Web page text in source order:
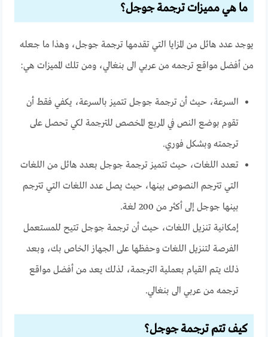
ما هي مميزات ترجمة جوجل؟
يوجد عدد هائل من المزايا التي تقدمها ترجمة جوجل، وهذا ما جعله
من أفضل مواقع ترجمه من عربي الى بنغالي، ومن تلك المميزات هي:
السرعة، حيث أن ترجمة جوجل تتميز بالسرعة، يكفي فقط أن
تقوم بوضع النص في المربع المخصص للترجمة لكي تحصل على
ترجمته وبشكل فوري.
تعدد اللغات، حيث تتميز ترجمة جوجل بعدد هائل من اللغات
التي تترجم النصوص بينها، حيث يصل عدد اللغات التي تترجم
بينها جوجل إلى أكثر من 200 لغة.
إمكانية تنزيل اللغات، حيث أن ترجمة جوجل تتيح للمستعمل
الفرصة لتنزيل اللغات وحفظها على الجهاز الخاص بك، وبعد
ذلك يتم القيام بعملية الترجمة، لذلك يعد من أفضل مواقع
ترجمه من عربي الى بنغالي.
كيف تتم ترجمة جوجل؟